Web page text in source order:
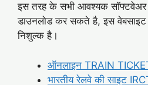
इस तरह के सभी आवश्यक सॉफ्टवेअर
डाउनलोड कर सकते है, इस वेबसाइट
निशुल्क है।
ऑनलाइन TRAIN
भारतीय रेलवे की साइट